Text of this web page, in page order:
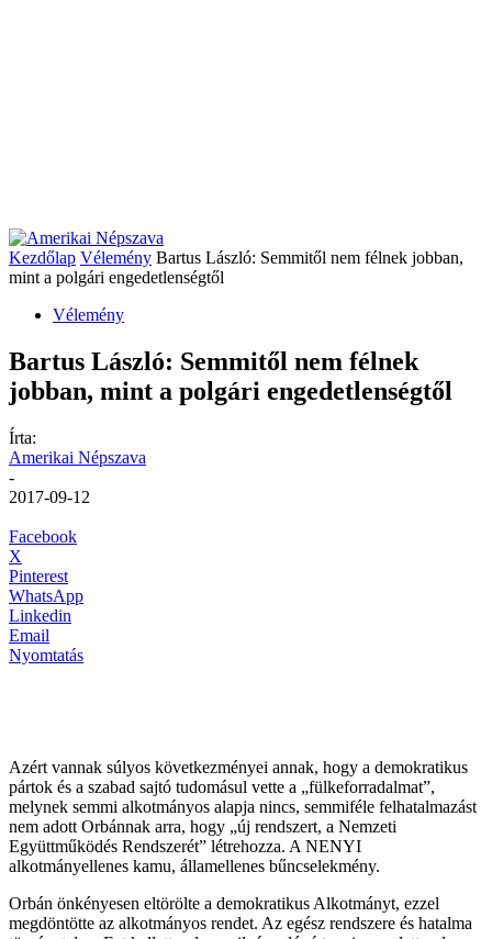
Kezdőlap Vélemény Bartus László: Semmitől nem félnek jobban,
mint a polgári engedetlenségtől
Vélemény
Bartus László: Semmitől nem félnek
jobban, mint a polgári engedetlenségtől
Írta:
Amerikai Népszava
-
2017-09-12
Facebook
X
Pinterest
WhatsApp
Linkedin
Email
Nyomtatás
Azért vannak súlyos következményei annak, hogy a demokratikus
pártok és a szabad sajtó tudomásul vette a „fülkeforradalmat”,
melynek semmi alkotmányos alapja nincs, semmiféle felhatalmazást
nem adott Orbánnak arra, hogy „új rendszert, a Nemzeti
Együttműködés Rendszerét” létrehozza. A NENYI
alkotmányellenes kamu, államellenes bűncselekmény.
Orbán önkényesen eltörölte a demokratikus Alkotmányt, ezzel
megdöntötte az alkotmányos rendet. Az egész rendszere és hatalma